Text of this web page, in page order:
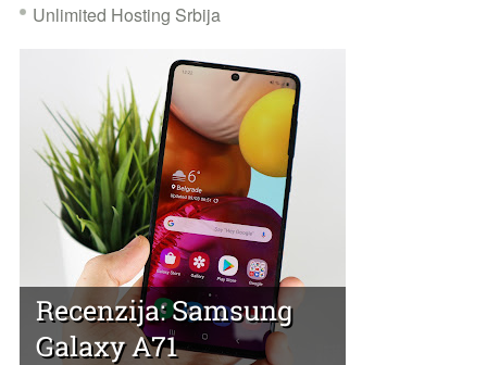
Unlimited Hosting Srbija
Recenzija: Samsung
Galaxy A71